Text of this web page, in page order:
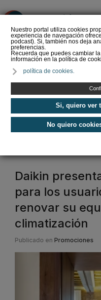
Nuestro portal utiliza cookies
experiencia de navegación
podcast). Si, también nos deja
preferencias.
Recuerda que puedes cambiar
información en la política de
política de cookies.
Si, quiero ver
No quiero
del
Promociones aire
Daikin
para los
renovar su
climatización
Publicado en Promociones